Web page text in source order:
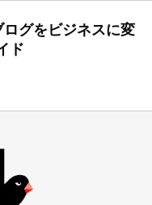
グをビジネスに変
ド